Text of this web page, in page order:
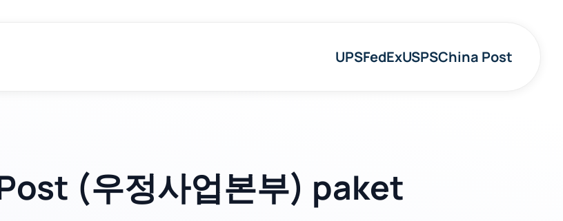
UPSFedExUSPSChina Post
(우정사업본부) paket